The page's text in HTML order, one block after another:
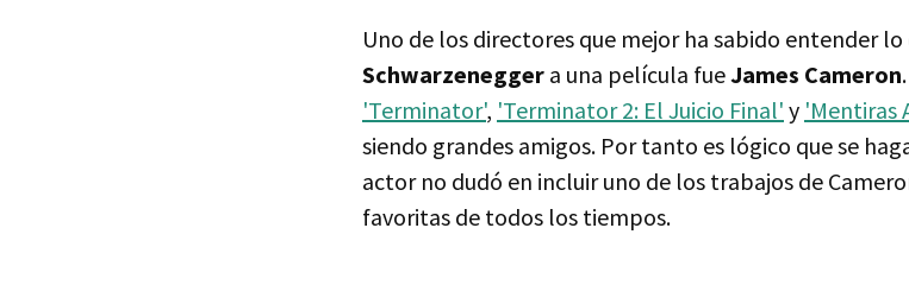
Uno de los directores que mejor ha sabido entender
Schwarzenegger a una película fueJames Cameron
'Terminator', 'Terminator 2: El Juicio Final' y 'Mentiras
siendo grandes amigos. Por tanto es lógico que se
actor no dudó en incluir uno de los trabajos de
favoritas de todos los tiempos.